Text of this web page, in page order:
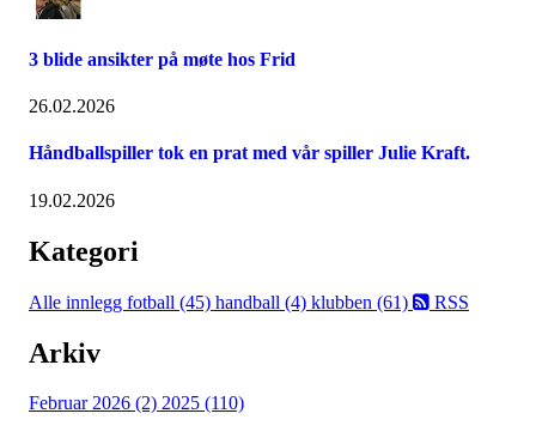
3 blide ansikter på møte hos Frid
26.02.2026
Håndballspiller tok en prat med vår spiller Julie Kraft.
19.02.2026
Kategori
Alle innlegg fotball (45) handball (4) klubben (61) RSS
Arkiv
Februar 2026 (2) 2025 (110)